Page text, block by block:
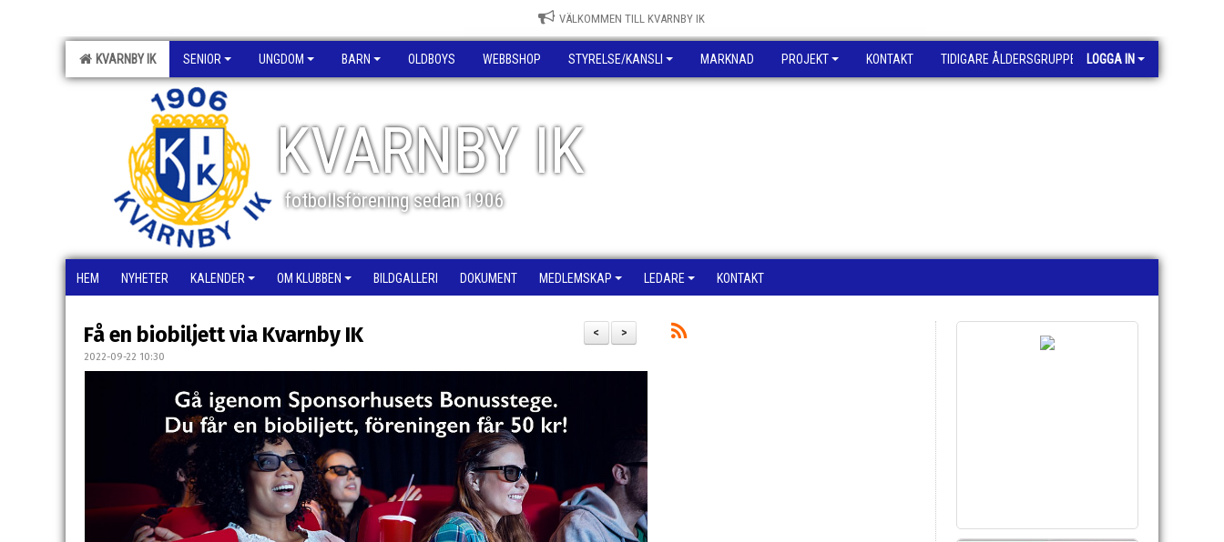
VÄLKOMMEN TILL KVARNBY IK
KVARNBY IK SENIOR UNGDOM BARN OLDBOYS WEBBSHOP STYRELSE/KANSLI MARKNAD PROJEKT KONTAKT TIDIGARE ÅLDERSGRUPPER LOGGA IN
KVARNBY IK
fotbollsförening sedan 1906
HEM NYHETER KALENDER OM KLUBBEN BILDGALLERI DOKUMENT MEDLEMSKAP LEDARE KONTAKT
>
<
Få en biobiljett via Kvarnby IK
2022-09-22 10:30